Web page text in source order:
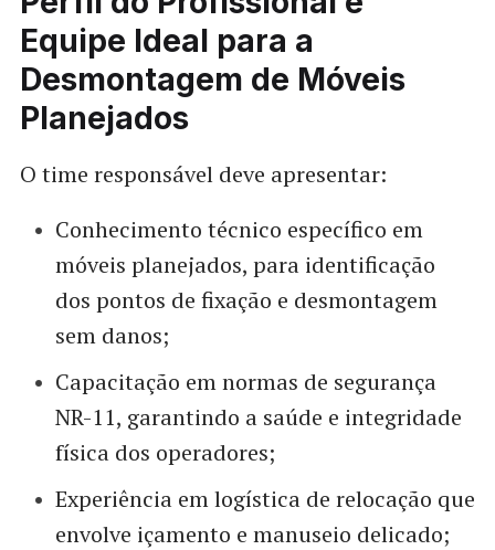
Equipe Ideal para a
Desmontagem de Móveis
Planejados
O time responsável deve apresentar:
Conhecimento técnico específico em
móveis planejados, para identificação
dos pontos de fixação e desmontagem
sem danos;
Capacitação em normas de segurança
NR-11, garantindo a saúde e integridade
física dos operadores;
Experiência em logística de relocação que
envolve içamento e manuseio delicado;